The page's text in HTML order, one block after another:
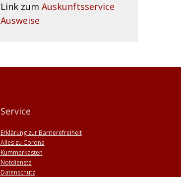
Link zum Auskunftsservice
Ausweise
Service
Erklärung zur Barrierefreiheit
Alles zu Corona
Kummerkasten
Notdienste
Datenschutz